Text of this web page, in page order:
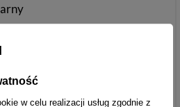
w celu realizacji usług zgodnie z